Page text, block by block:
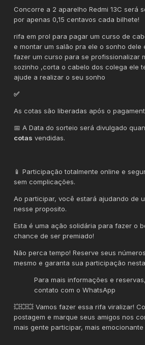
Concorre a 2 aparelho Redmi 13C será
por apenas 0,15 centavos cada bilhete!
rifa em prol para pagar um curso de
e montar um salão pra ele o sonho dele
fazer um curso para se profissionalizar
sozinho ,corta o cabelo dos colega ele
ajude a realizar o seu sonho
✅
As cotas são liberadas após o
📅 A Data do sorteio será divulgado
cotas vendidas.
📱 Participação totalmente online e
sem complicações.
Ao participar, você estará ajudando de
nesse proposito.
Esta é uma ação solidária para fazer o
chance de ser premiado!
Não perca tempo! Reserve seus
mesmo e garanta sua participação
Para mais informações e
contato com o WhatsApp
💥💥💥 Vamos fazer essa rifa viralizar!
postagem e marque seus amigos nos
mais gente participar, mais emocionante